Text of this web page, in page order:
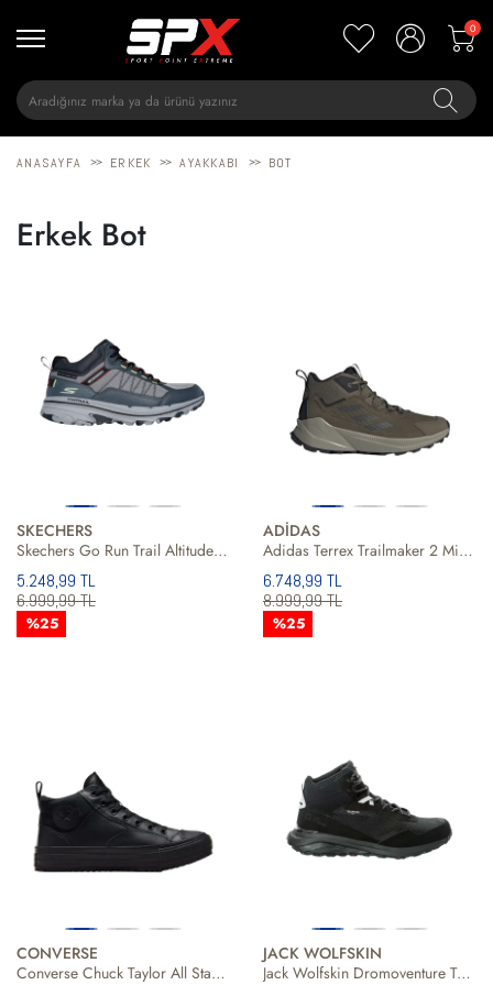
0
ANASAYFA >> ERKEK >> AYAKKABI >> BOT
Erkek Bot
SKECHERS
Skechers Go Run Trail Altitude 20 Erkek Gri Bot
5.248,99 TL
6.999,99 TL
%25
ADİDAS
Adidas Terrex Trailmaker 2 Mid Lea Erkek Outdoor Bot
6.748,99 TL
8.999,99 TL
%25
CONVERSE
Converse Chuck Taylor All Star Malden Street Boot Erkek Günlük Ayakkabı
JACK WOLFSKIN
Jack Wolfskin Dromoventure Texapore Mid Erkek Gri Bot